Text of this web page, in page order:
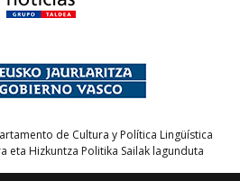
de Cultura y Política Lingüística
eta Hizkuntza Politika Sailak lagunduta